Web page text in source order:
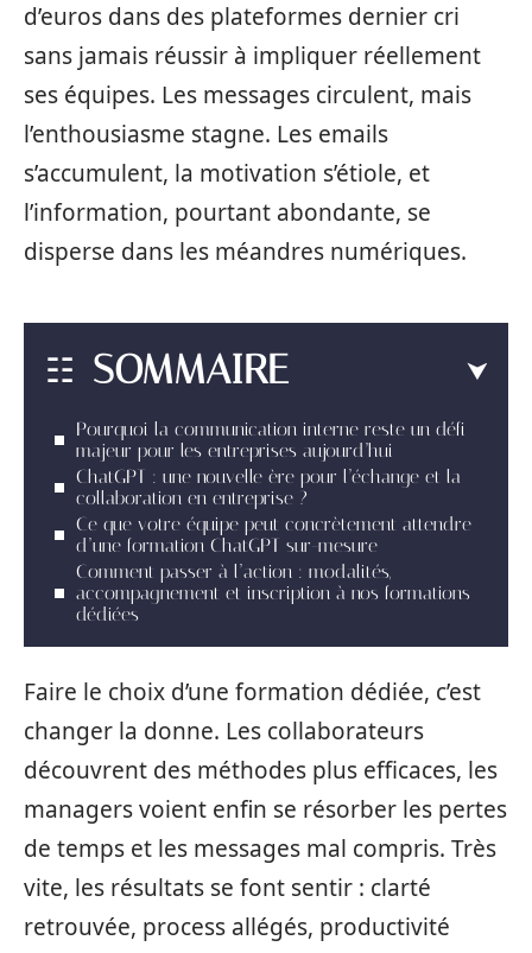
d’euros dans des plateformes dernier cri
sans jamais réussir à impliquer réellement
ses équipes. Les messages circulent, mais
l’enthousiasme stagne. Les emails
s’accumulent, la motivation s’étiole, et
l’information, pourtant abondante, se
disperse dans les méandres numériques.
SOMMAIRE
Pourquoi la communication interne reste un défi
majeur pour les entreprises aujourd’hui
ChatGPT : une nouvelle ère pour l’échange et la
collaboration en entreprise ?
Ce que votre équipe peut concrètement attendre
d’une formation ChatGPT sur-mesure
Comment passer à l’action : modalités,
accompagnement et inscription à nos formations
dédiées
Faire le choix d’une formation dédiée, c’est
changer la donne. Les collaborateurs
découvrent des méthodes plus efficaces, les
managers voient enfin se résorber les pertes
de temps et les messages mal compris. Très
vite, les résultats se font sentir : clarté
retrouvée, process allégés, productivité